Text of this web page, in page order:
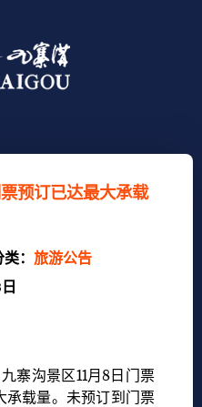
预订已达最大承载
： 旅游公告
寨沟景区11月8日门票
承载量。未预订到门票